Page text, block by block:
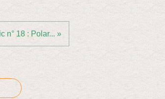
n° 18 : Polar... »